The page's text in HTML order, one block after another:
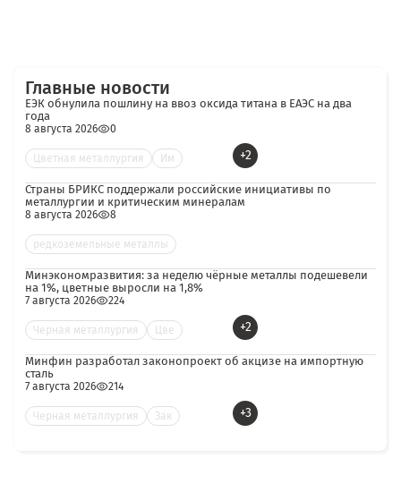
Главные новости
ЕЭК обнулила пошлину на ввоз оксида титана в ЕАЭС на два
года
8 августа 2026 0
Цветная металлургия Им +2
Страны БРИКС поддержали российские инициативы по
металлургии и критическим минералам
8 августа 2026 8
редкоземельные металлы
Минэкономразвития: за неделю чёрные металлы подешевели
на 1%, цветные выросли на 1,8%
7 августа 2026 224
Черная металлургия Цве +2
Минфин разработал законопроект об акцизе на импортную
сталь
7 августа 2026 214
Черная металлургия Зак +3